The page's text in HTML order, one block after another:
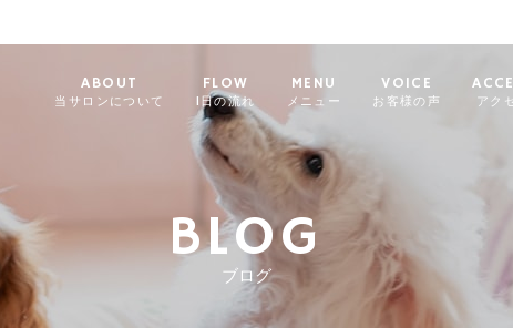
ABOUT
当サロンについて
FLOW
1日の流れ
MENU
メニュー
VOICE
お客様の声 アク
BLOG
ブログ